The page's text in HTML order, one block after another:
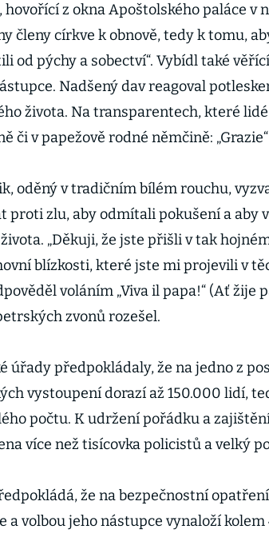
hovořící z okna Apoštolského paláce v
členy církve k obnově, tedy k tomu,
od pýchy a sobectví“. Vybídl také
Nadšený dav reagoval
života. Na transparentech, které
či v papežově rodné němčině: „Grazie“
oděný v tradičním bílém rouchu,
proti zlu, aby odmítali pokušení a aby
„Děkuji, že jste přišli v tak
blízkosti, které jste mi projevili v
voláním „Viva il papa!“ (Ať žije
zvonů rozešel.
úřady předpokládaly, že na jedno z
vystoupení dorazí až 150.000 lidí,
počtu. K udržení pořádku a
více než tisícovka policistů a velký
že na bezpečnostní
a volbou jeho nástupce vynaloží